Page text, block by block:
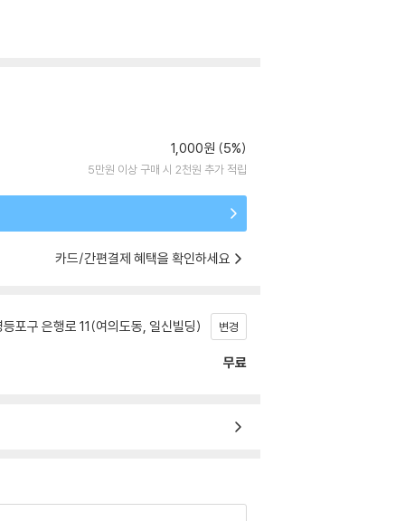
1,000원 (5%)
5만원 이상 구매 시 2천원 추가 적립
카드/간편결제 혜택을 확인하세요
포구 은행로 11(여의도동, 일신빌딩) 변경
무료